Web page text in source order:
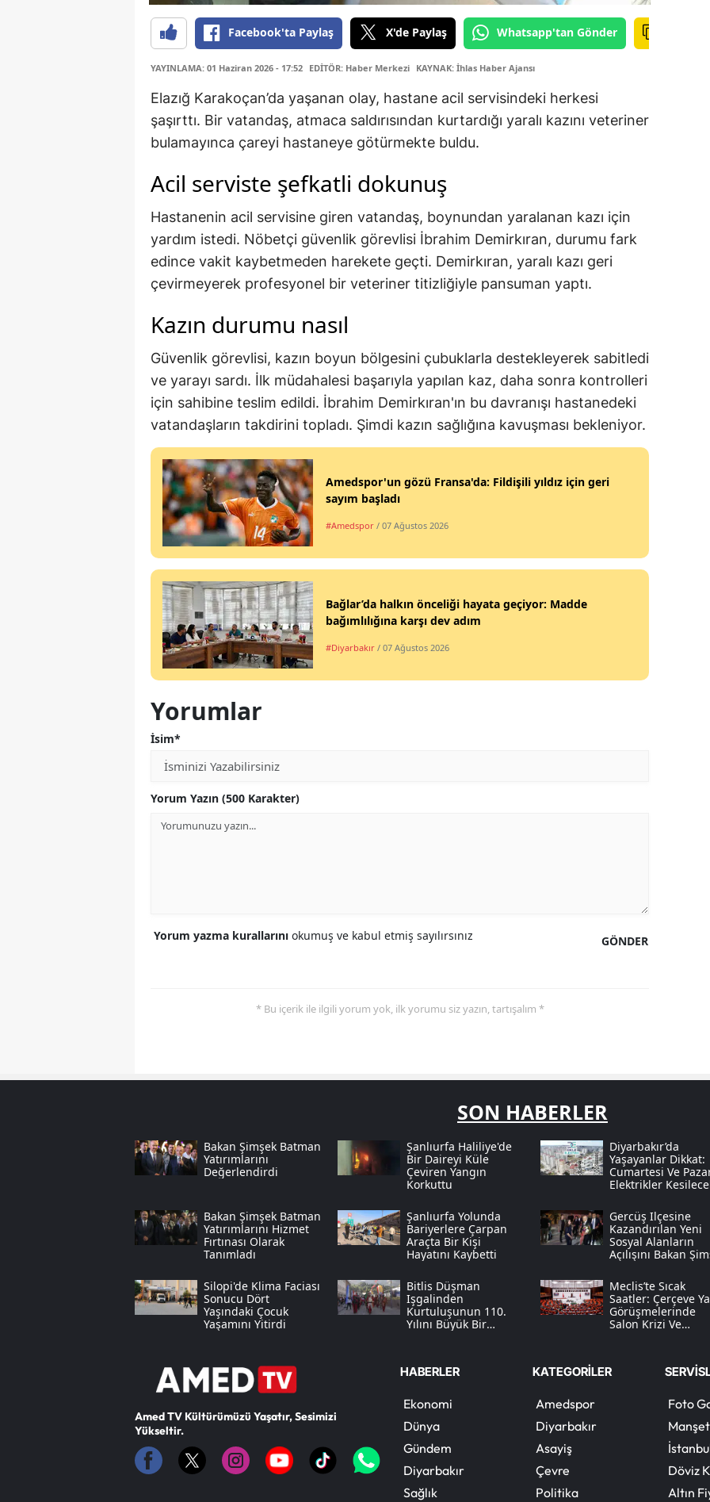
Facebook'ta Paylaş X'de Paylaş Whatsapp'tan Gönder
YAYINLAMA: 01 Haziran 2026 - 17:52 EDİTÖR: Haber Merkezi KAYNAK: İhlas Haber Ajansı
Elazığ Karakoçan’da yaşanan olay, hastane acil servisindeki herkesi
şaşırttı. Bir vatandaş, atmaca saldırısından kurtardığı yaralı kazını veteriner
bulamayınca çareyi hastaneye götürmekte buldu.
Acil serviste şefkatli dokunuş
Hastanenin acil servisine giren vatandaş, boynundan yaralanan kazı için
yardım istedi. Nöbetçi güvenlik görevlisi İbrahim Demirkıran, durumu fark
edince vakit kaybetmeden harekete geçti. Demirkıran, yaralı kazı geri
çevirmeyerek profesyonel bir veteriner titizliğiyle pansuman yaptı.
Kazın durumu nasıl
Güvenlik görevlisi, kazın boyun bölgesini çubuklarla destekleyerek sabitledi
ve yarayı sardı. İlk müdahalesi başarıyla yapılan kaz, daha sonra kontrolleri
için sahibine teslim edildi. İbrahim Demirkıran'ın bu davranışı hastanedeki
vatandaşların takdirini topladı. Şimdi kazın sağlığına kavuşması bekleniyor.
Amedspor'un gözü Fransa'da: Fildişili yıldız için geri
sayım başladı
#Amedspor / 07 Ağustos 2026
Bağlar’da halkın önceliği hayata geçiyor: Madde
bağımlılığına karşı dev adım
#Diyarbakır / 07 Ağustos 2026
Yorumlar
İsim*
Yorum Yazın (500 Karakter)
GÖNDER
Yorum yazma kurallarını okumuş ve kabul etmiş sayılırsınız
* Bu içerik ile ilgili yorum yok, ilk yorumu siz yazın, tartışalım *
SON HABERLER
Bakan Şimşek Batman
Yatırımlarını
Değerlendirdi
Şanlıurfa Haliliye'de
Bir Daireyi Küle
Çeviren Yangın
Korkuttu
Diyarbakır’da
Yaşayanlar Dikkat:
Cumartesi Ve
Elektrikler
Bakan Şimşek Batman
Yatırımlarını Hizmet
Fırtınası Olarak
Tanımladı
Şanlıurfa Yolunda
Bariyerlere Çarpan
Araçta Bir Kişi
Hayatını Kaybetti
Gercüş Ilçesine
Kazandırılan Yeni
Sosyal Alanların
Açılışını Bakan
Silopi'de Klima Faciası
Sonucu Dört
Yaşındaki Çocuk
Yaşamını Yitirdi
Bitlis Düşman
Işgalinden
Kurtuluşunun 110.
Yılını Büyük Bir
Meclis’te Sıcak
Saatler: Çerçeve
Görüşmelerinde
Salon Krizi Ve
Amed TV Kültürümüzü Yaşatır, Sesimizi
Yükseltir.
HABERLER
Ekonomi
Dünya
Gündem
Diyarbakır
Sağlık
KATEGORİLER
Amedspor
Diyarbakır
Asayiş
Çevre
Politika
Foto
Döviz
Altın